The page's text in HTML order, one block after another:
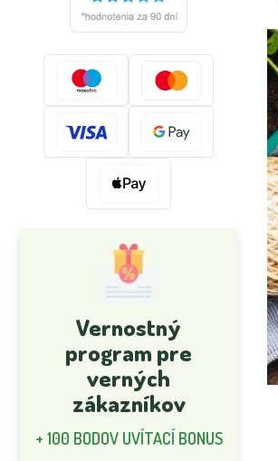
Vernostný
program pre
verných
zákazníkov
+ 100 BODOV UVÍTACÍ BONUS